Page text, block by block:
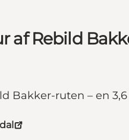
af Rebild
Bakker-ruten – en